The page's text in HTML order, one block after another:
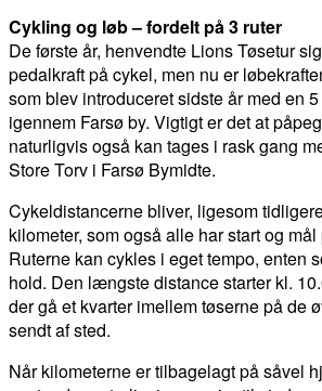
Cykling og løb – fordelt på 3 ruter
De første år, henvendte Lions Tøsetur
pedalkraft på cykel, men nu er
som blev introduceret sidste år med en
igennem Farsø by. Vigtigt er det at
naturligvis også kan tages i rask gang
Store Torv i Farsø Bymidte.
Cykeldistancerne bliver, ligesom
kilometer, som også alle har start og mål
Ruterne kan cykles i eget tempo, enten
hold. Den længste distance starter kl.
der gå et kvarter imellem tøserne på de
sendt af sted.
Når kilometerne er tilbagelagt på såvel